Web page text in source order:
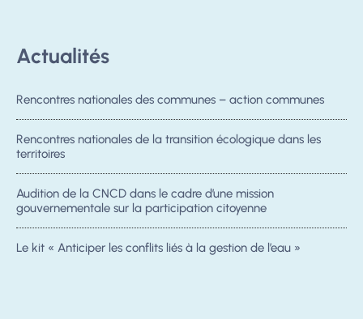
Actualités
Rencontres nationales des communes – action communes
Rencontres nationales de la transition écologique dans les
territoires
Audition de la CNCD dans le cadre d’une mission
gouvernementale sur la participation citoyenne
Le kit « Anticiper les conflits liés à la gestion de l’eau »